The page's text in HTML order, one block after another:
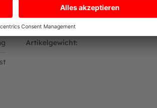
Technische Daten
Artikelgewicht: